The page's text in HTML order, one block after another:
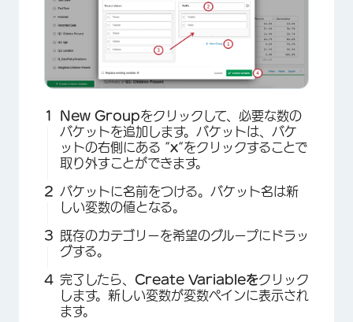
New Groupをクリックして、必要な数の
バケットを追加します。バケットは、バケ
ットの右側にある “x“をクリックすることで
取り外すことができます。
バケットに名前をつける。バケット名は新
しい変数の値となる。
既存のカテゴリーを希望のグループにドラッ
グする。
完了したら、 Create Variableをクリック
します。新しい変数が変数ペインに表示され
ます。